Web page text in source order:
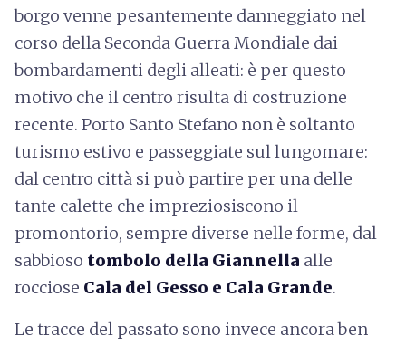
borgo venne pesantemente danneggiato nel
corso della Seconda Guerra Mondiale dai
bombardamenti degli alleati: è per questo
motivo che il centro risulta di costruzione
recente. Porto Santo Stefano non è soltanto
turismo estivo e passeggiate sul lungomare:
dal centro città si può partire per una delle
tante calette che impreziosiscono il
promontorio, sempre diverse nelle forme, dal
sabbioso tombolo della Giannella alle
rocciose Cala del Gesso e Cala Grande.
Le tracce del passato sono invece ancora ben